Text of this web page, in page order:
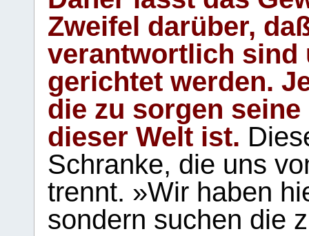
Zweifel darüber,
verantwortlich sind
gerichtet werden.
die zu sorgen
dieser Welt ist.
Schranke, die uns
trennt. »Wir haben
sondern suchen die